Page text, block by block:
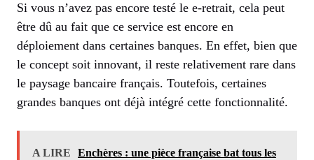
Si vous n’avez pas encore testé le e-retrait, cela peut
être dû au fait que ce service est encore en
déploiement dans certaines banques. En effet, bien que
le concept soit innovant, il reste relativement rare dans
le paysage bancaire français. Toutefois, certaines
grandes banques ont déjà intégré cette fonctionnalité.
A LIRE
Enchères : une pièce française bat tous les